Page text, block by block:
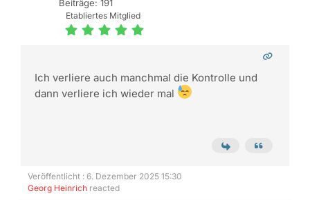
Beiträge: 191
Etabliertes Mitglied
Ich verliere auch manchmal die Kontrolle und
dann verliere ich wieder mal
Veröffentlicht : 6. Dezember 2025 15:30
Georg Heinrich reacted